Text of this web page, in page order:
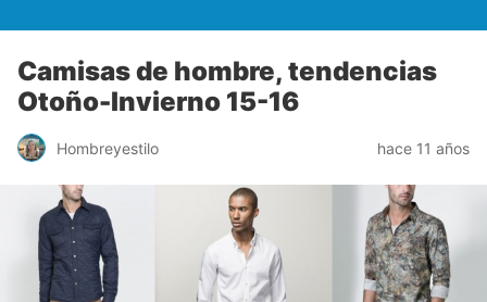
Camisas de hombre, tendencias
Otoño-Invierno 15-16
Hombreyestilo hace 11 años